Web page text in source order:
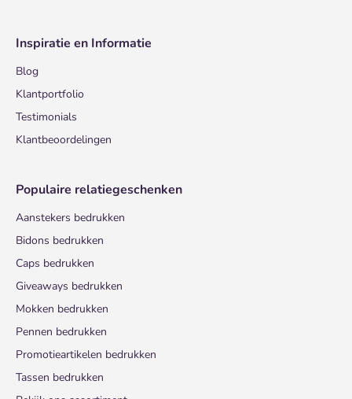
Inspiratie en Informatie
Blog
Klantportfolio
Testimonials
Klantbeoordelingen
Populaire relatiegeschenken
Aanstekers bedrukken
Bidons bedrukken
Caps bedrukken
Giveaways bedrukken
Mokken bedrukken
Pennen bedrukken
Promotieartikelen bedrukken
Tassen bedrukken